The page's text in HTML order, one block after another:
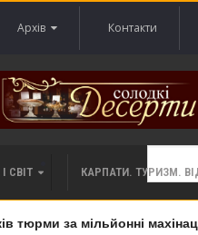
Архів Контакти
СВІТ КАРПАТИ. ТУРИЗМ.
за мільйонні махінації із